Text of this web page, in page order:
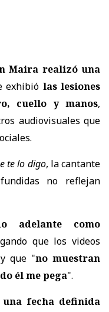
Maira realizó una
exhibió las lesiones
cuello y manos,
audiovisuales que
te lo digo, la cantante
no reflejan
adelante como
que los videos
que "no muestran
él me pega".
fecha definida